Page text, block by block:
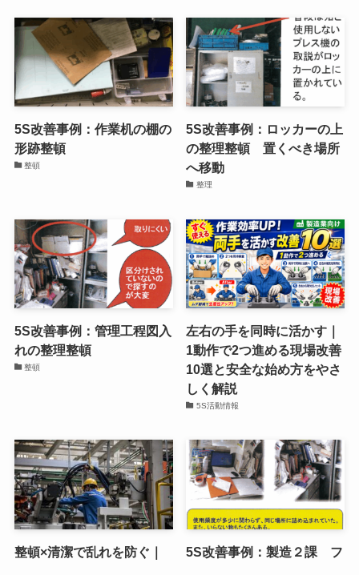
5S改善事例：作業机の棚の
形跡整頓
整頓
5S改善事例：ロッカーの上
の整理整頓 置くべき場所
へ移動
整理
5S改善事例：管理工程図入
れの整理整頓
整頓
左右の手を同時に活かす｜
1動作で2つ進める現場改善
10選と安全な始め方をやさ
しく解説
5S活動情報
整頓×清潔で乱れを防ぐ｜
5S改善事例：製造２課 フ